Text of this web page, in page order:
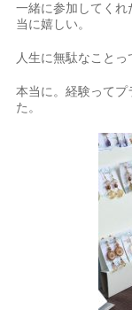
一緒に参加してく
当に嬉しい。
人生に無駄なことっ
本当に。経験って
た。